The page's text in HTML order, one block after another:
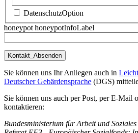
DatenschutzOption
honeypot honeypotInfoLabel
Sie können uns Ihr Anliegen auch in
Deutscher Gebärdensprache (DGS)
Sie können uns auch per Post, per E-Mail
kontaktieren:
Bundesministerium für Arbeit und